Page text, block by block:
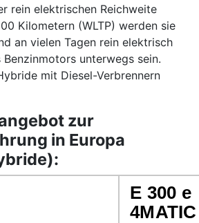
rein elektrischen Reichweite
Kilometern (WLTP) werden sie
an vielen Tagen rein elektrisch
unterwegs sein.
mit Diesel-Verbrennern
zur
in Europa
E 300 e
4MATIC